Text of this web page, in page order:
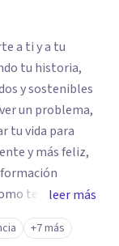
a ti y a tu
tu historia,
y sostenibles
un problema,
tu vida para
y más feliz,
terapeuta
26 años y
leer más
+7 más